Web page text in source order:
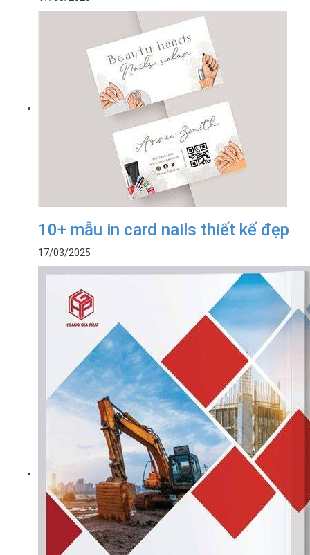
10+ mẫu in card nails thiết kế đẹp
17/03/2025